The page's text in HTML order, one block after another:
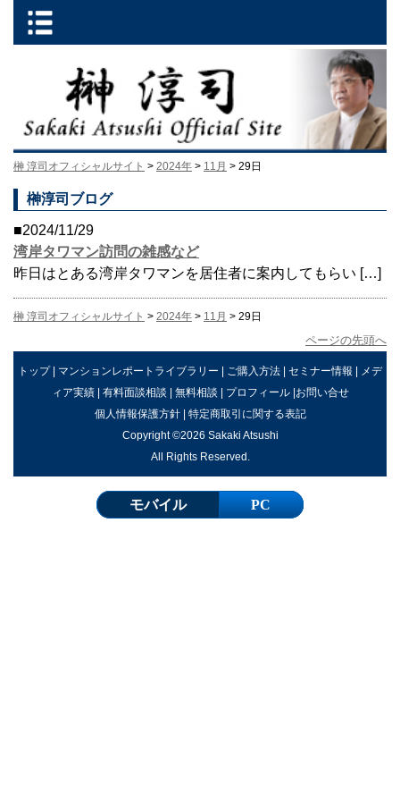
榊 淳司オフィシャルサイト > 2024年 > 11月 > 29日
榊淳司ブログ
■2024/11/29
湾岸タワマン訪問の雑感など
昨日はとある湾岸タワマンを居住者に案内してもらい […]
榊 淳司オフィシャルサイト > 2024年 > 11月 > 29日
ページの先頭へ
トップ| マンションレポートライブラリー | ご購入方法 | セミナー情報 | メデ
ィア実績| 有料面談相談 | 無料相談 | プロフィール|お問い合せ
個人情報保護方針| 特定商取引に関する表記
Copyright ©2026 Sakaki Atsushi
All Rights Reserved.
モバイル PC